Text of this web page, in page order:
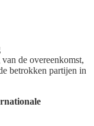
de overeenkomst,
betrokken partijen in